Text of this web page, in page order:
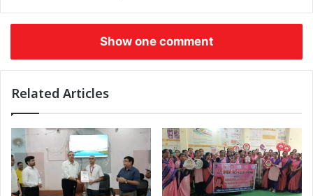
Show one comment
Related Articles